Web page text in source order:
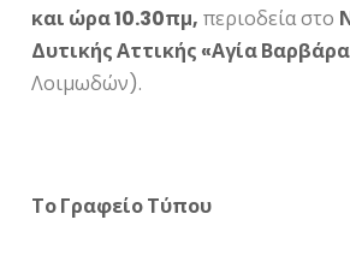
και ώρα 10.30πμ, περιοδεία στο
Δυτικής Αττικής «Αγία
Λοιμωδών).
Το Γραφείο Τύπου